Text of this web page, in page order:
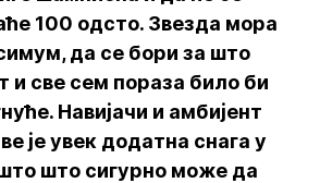
100 одсто. Звезда мора
да се бори за што
и све сем пораза било би
Навијачи и амбијент
је увек додатна снага у
што сигурно може да